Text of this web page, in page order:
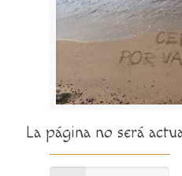
La página no será